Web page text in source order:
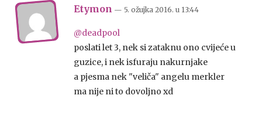
Etymon — 5. ožujka 2016. u 13:44
@deadpool
poslati let 3, nek si zataknu ono cvijeće u
guzice, i nek isfuraju nakurnjake
a pjesma nek "veliča" angelu merkler
ma nije ni to dovoljno xd